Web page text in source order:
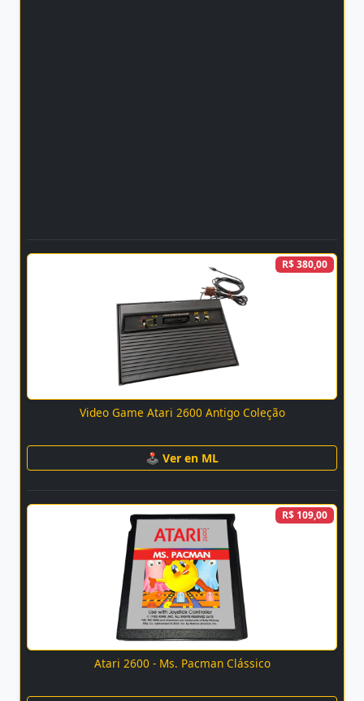
R$ 380,00
Video Game Atari 2600 Antigo Coleção
🕹 Ver en ML
R$ 109,00
Atari 2600 - Ms. Pacman Clássico